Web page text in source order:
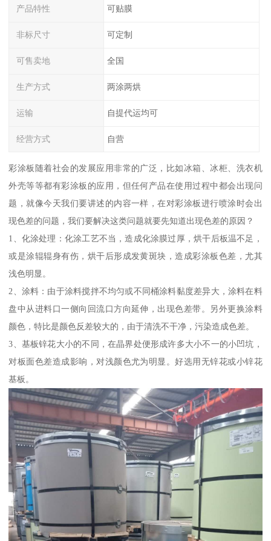
产品特性 可贴膜
非标尺寸 可定制
可售卖地 全国
生产方式 两涂两烘
运输 自提代运均可
经营方式 自营
彩涂板随着社会的发展应用非常的广泛，比如冰箱、冰柜、洗衣机
外壳等等都有彩涂板的应用，但任何产品在使用过程中都会出现问
题，就像今天我们要讲述的内容一样，在对彩涂板进行喷涂时会出
现色差的问题，我们要解决这类问题就要先知道出现色差的原因？
1、化涂处理：化涂工艺不当，造成化涂膜过厚，烘干后板温不足，
或是涂辊辊身有伤，烘干后形成发黄斑块，造成彩涂板色差，尤其
浅色明显。
2、涂料：由于涂料搅拌不均匀或不同桶涂料黏度差异大，涂料在料
盘中从进料口一侧向回流口方向延伸，出现色差带。另外更换涂料
颜色，特比是颜色反差较大的，由于清洗不干净，污染造成色差。
3、基板锌花大小的不同，在晶界处便形成许多大小不一的小凹坑，
对板面色差造成影响，对浅颜色尤为明显。好选用无锌花或小锌花
基板。